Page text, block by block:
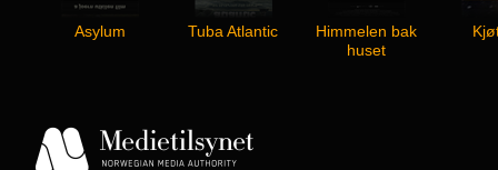
Asylum Tuba Atlantic
Himmelen bak
huset